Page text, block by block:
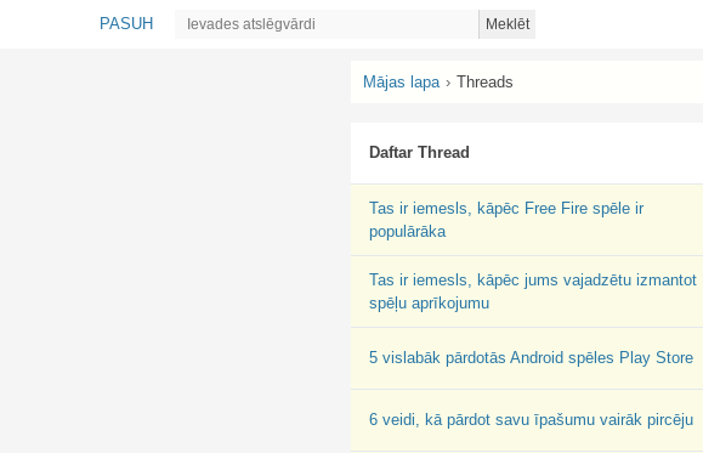
PASUH Meklēt
Mājas lapa › Threads
Daftar Thread
Tas ir iemesls, kāpēc Free Fire spēle ir
populārāka
Tas ir iemesls, kāpēc jums vajadzētu izmantot
spēļu aprīkojumu
5 vislabāk pārdotās Android spēles Play Store
6 veidi, kā pārdot savu īpašumu vairāk pircēju